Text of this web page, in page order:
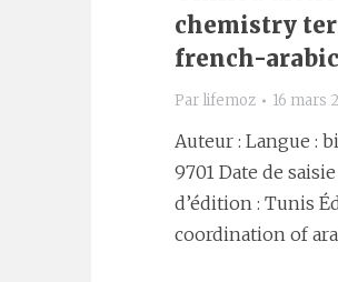
chemistry
french-arabic
Par lifemoz 16 mars
Auteur : Langue :
9701 Date de
d’édition : Tunis
coordination of